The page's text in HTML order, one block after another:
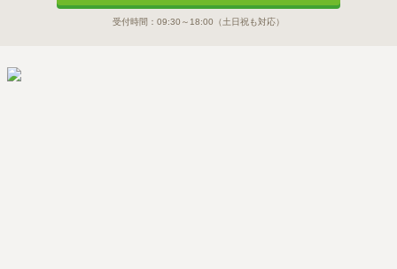
受付時間： 09:30～18:00 （土日祝も対応）